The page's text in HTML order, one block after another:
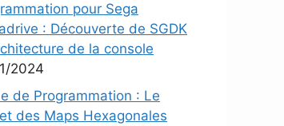
pour Sega
: Découverte de SGDK
de la console
2024
de Programmation : Le
des Maps Hexagonales